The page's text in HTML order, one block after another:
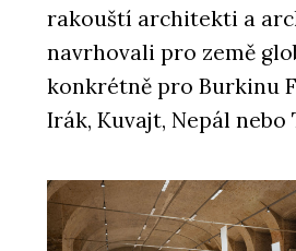
rakouští architekti a
navrhovali pro země
konkrétně pro Burkinu
Irák, Kuvajt, Nepál nebo